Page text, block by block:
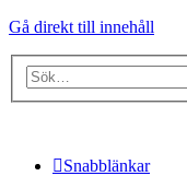
Gå direkt till innehåll
Snabblänkar